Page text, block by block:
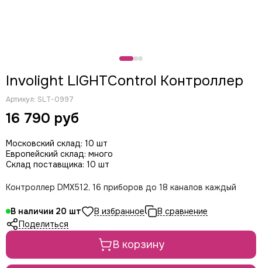
DJ POWER
Fine ART
Elation
EuroDj
EXE TECHNOLOGY (LITEC)
HazeBase
High End Systems
I LIGHTING
LE MAITRE
Involight LIGHTControl Контроллер
Артикул: SLT-0997
16 790 руб
Московский склад: 10 шт
Европейский склад: много
Склад поставщика: 10 шт
Контроллер DMX512, 16 приборов до 18 каналов каждый
В наличии 20
Поделиться
В корзину